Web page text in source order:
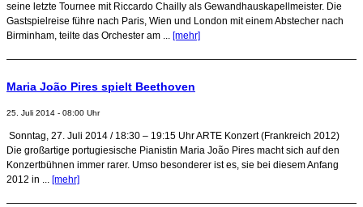
seine letzte Tournee mit Riccardo Chailly als Gewandhauskapellmeister. Die
Gastspielreise führe nach Paris, Wien und London mit einem Abstecher nach
Birminham, teilte das Orchester am ... [mehr]
Maria João Pires spielt Beethoven
25. Juli 2014 - 08:00 Uhr
Sonntag, 27. Juli 2014 / 18:30 – 19:15 Uhr ARTE Konzert (Frankreich 2012)
Die großartige portugiesische Pianistin Maria João Pires macht sich auf den
Konzertbühnen immer rarer. Umso besonderer ist es, sie bei diesem Anfang
2012 in ... [mehr]